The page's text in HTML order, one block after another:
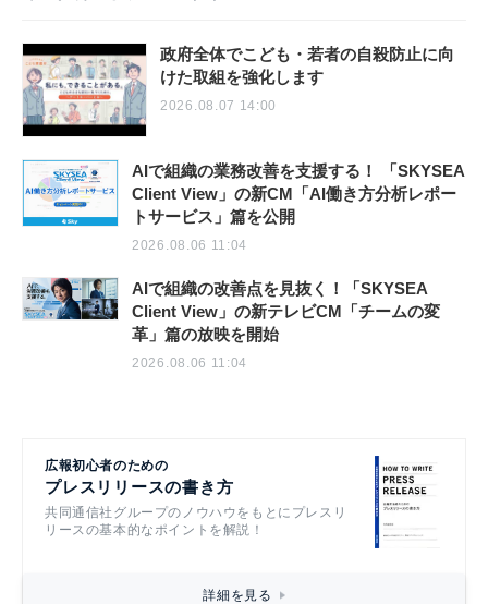
政府全体でこども・若者の自殺防止に向
けた取組を強化します
2026.08.07 14:00
AIで組織の業務改善を支援する！ 「SKYSEA
Client View」の新CM「AI働き方分析レポー
トサービス」篇を公開
2026.08.06 11:04
AIで組織の改善点を見抜く！「SKYSEA
Client View」の新テレビCM「チームの変
革」篇の放映を開始
2026.08.06 11:04
広報初心者のための
プレスリリースの書き方
共同通信社グループのノウハウをもとにプレスリ
リースの基本的なポイントを解説！
詳細を見る